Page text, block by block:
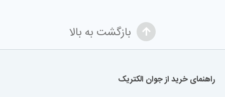
بازگشت به بالا
راهنمای خرید از جوان الکتریک